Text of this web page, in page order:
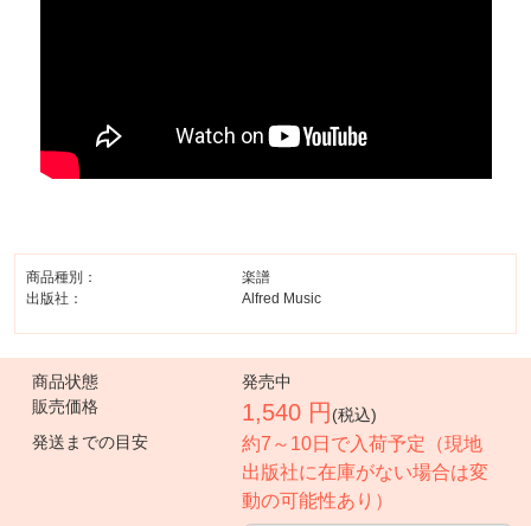
商品種別：
楽譜
出版社：
Alfred Music
商品状態
発売中
販売価格
1,540 円 (税込)
発送までの目安
約7～10日で入荷予定（現地
出版社に在庫がない場合は変
動の可能性あり）